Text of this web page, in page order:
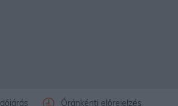
Óránkénti előrejelzés